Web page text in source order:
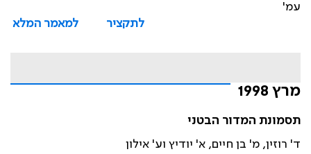
עמ'
לתקציר
למאמר המלא
מרץ 1998
תסמונת המדור הבטני
ד' רוזין, מ' בן חיים, א' יודיץ וע' אילון